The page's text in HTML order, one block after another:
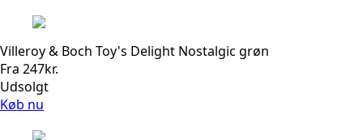
Villeroy & Boch Toy's Delight Nostalgic grøn
Fra 247kr.
Udsolgt
Køb nu